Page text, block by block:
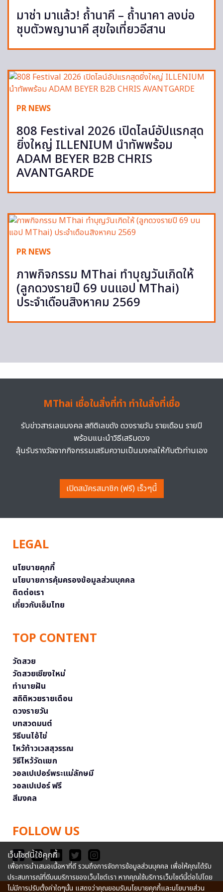
มาช่า มาแล้ว! ถ้ำนาคี – ถ้ำนาคา ลงบ่อ
ชุบตัวพญานาคี สุขใจเที่ยวอีสาน
PR NEWS
808 Festival 2026 เปิดไลน์อัปแรกสุด
ยิ่งใหญ่ ILLENIUM นำทัพพร้อม
ADAM BEYER B2B CHRIS
AVANTGARDE
PR NEWS
ภาพกิจกรรม MThai ทำบุญวันเกิดให้
(ลูกดวงรายปี 69 บนแอป MThai)
ประจำเดือนสิงหาคม 2569
MThai เชื่อในสิ่งที่ทำ ทำในสิ่งที่เชื่อ
รับข่าวสารเลขมงคล สถิติเลขดัง ดวงรายวัน รายเดือน รายปี
พร้อมแนะนำวิธีเสริมดวง
ลุ้นรับรางวัลจากกิจกรรมเสริมความเป็นมงคลให้กับตัวท่านเอง
เปิดสมัครสมาชิก (ฟรี) เร็วๆนี้
LEGAL
นโยบายคุกกี้
นโยบายการคุ้มครองข้อมูลส่วนบุคคล
ติดต่อเรา
เกี่ยวกับเอ็มไทย
TOP CONTENT
วัดสวย
วัดสวยเชียงใหม่
ทำนายฝัน
สถิติหวยรายเดือน
ดวงรายวัน
บทสวดมนต์
วิธีบนไอ้ไข่
ไหว้ท้าวเวสสุวรรณ
วิธีไหว้วัดแขก
วอลเปเปอร์พระแม่ลักษมี
วอลเปเปอร์ ฟรี
สีมงคล
FOLLOW US
เว็บไซต์นี้ใช้คุกกี้
เพื่อการนำเสนอเนื้อหาที่ดี รวมถึงการจัดการข้อมูลส่วนบุคคล เพื่อให้คุณได้รับ
ประสบการณ์ที่ดีบนบริการของเว็บไซต์เรา หากคุณใช้บริการเว็บไซต์นี้ต่อไปโดย
ไม่มีการปรับตั้งค่าใดๆนั้น แสดงว่าคุณยอมรับนโยบายคุกกี้และนโยบายส่วน